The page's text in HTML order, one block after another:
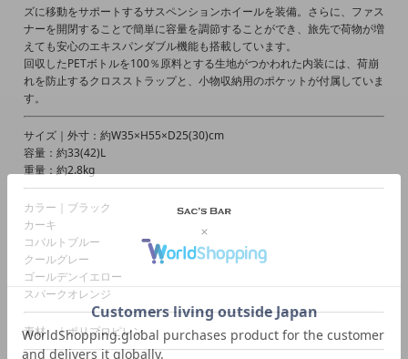
ズに移動をサポートするサスペンションホイールを装備。さらに、ファス
ナーを開閉することで簡単に容量を調節することができ、旅先で荷物が増
えても安心のエキスパンダブル機能も搭載しています。
回収したPETボトルを100％原料とする生地がつかわれた内装には、荷崩
れを防止するクロスストラップと、小物収納用のポケットが付属していま
す。
サイズ｜外寸：約W35×H55×D25(30)cm
容量：約33(42)L
重量：約2.8kg
カラー｜ブラック
カーキ
コバルトブルー
クールグレー
ゴールデンイエロー
スパークオレンジ
素材 ｜ポリプロピレン